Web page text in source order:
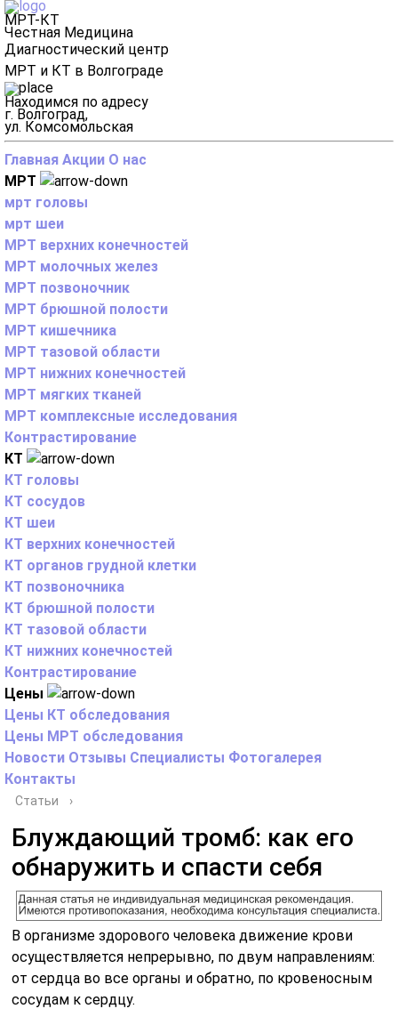
МРТ-КТ
Честная Медицина
Диагностический центр
МРТ и КТ в Волгограде
Находимся по адресу
г. Волгоград,
ул. Комсомольская
Главная Акции О нас
МРТ
мрт головы
мрт шеи
МРТ верхних конечностей
МРТ молочных желез
МРТ позвоночник
МРТ брюшной полости
МРТ кишечника
МРТ тазовой области
МРТ нижних конечностей
МРТ мягких тканей
МРТ комплексные исследования
Контрастирование
КТ
КТ головы
КТ сосудов
КТ шеи
КТ верхних конечностей
КТ органов грудной клетки
КТ позвоночника
КТ брюшной полости
КТ тазовой области
КТ нижних конечностей
Контрастирование
Цены
Цены КТ обследования
Цены МРТ обследования
Новости Отзывы Специалисты Фотогалерея
Контакты
Статьи ›
Блуждающий тромб: как его
обнаружить и спасти себя
В организме здорового человека движение крови
осуществляется непрерывно, по двум направлениям:
от сердца во все органы и обратно, по кровеносным
сосудам к сердцу.